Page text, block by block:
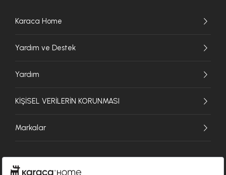
Karaca Home
Yardım ve Destek
Yardım
KİŞİSEL VERİLERİN KORUNMASI
Markalar